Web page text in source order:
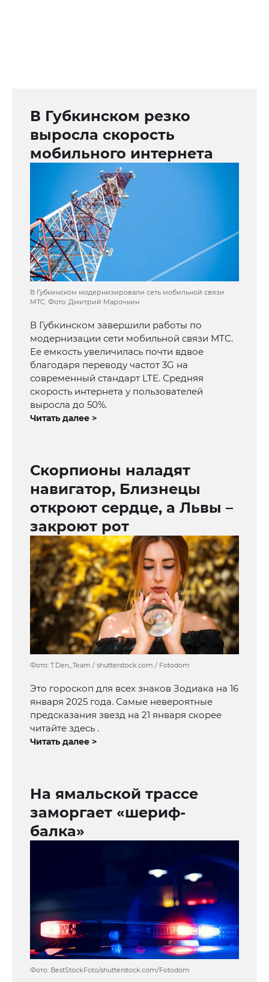
В Губкинском резко
выросла скорость
мобильного интернета
В Губкинском модернизировали сеть мобильной связи
МТС. Фото: Дмитрий Марочкин
В Губкинском завершили работы по
модернизации сети мобильной связи МТС.
Ее емкость увеличилась почти вдвое
благодаря переводу частот 3G на
современный стандарт LTE. Средняя
скорость интернета у пользователей
выросла до 50%.
Читать далее >
Скорпионы наладят
навигатор, Близнецы
откроют сердце, а Львы –
закроют рот
Фото: T.Den_Team / shutterstock.com / Fotodom
Это гороскоп для всех знаков Зодиака на 16
января 2025 года. Самые невероятные
предсказания звезд на 21 января скорее
читайте здесь .
Читать далее >
На ямальской трассе
заморгает «шериф-
балка»
Фото: BestStockFoto/shutterstock.com/Fotodom